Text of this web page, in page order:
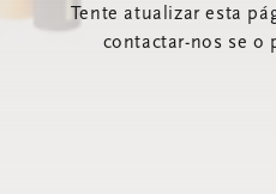
Tente atualizar esta
contactar-nos se o